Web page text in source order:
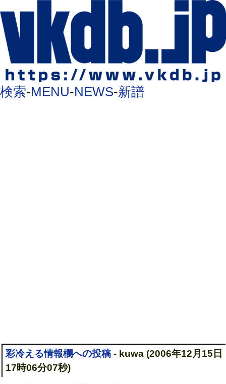
検索-MENU-NEWS-新譜
彩冷える情報欄への投稿 - kuwa (2006年12月15日
17時06分07秒)